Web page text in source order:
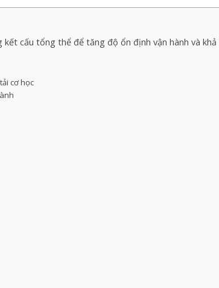
cấu tổng thể để tăng độ ổn định vận hành và khả
cơ học